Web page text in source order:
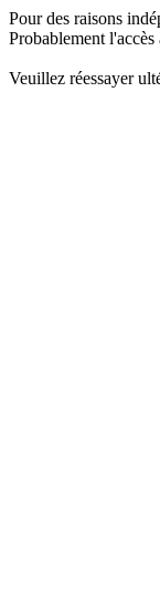
Pour des raisons
Probablement l'accès
Veuillez réessayer